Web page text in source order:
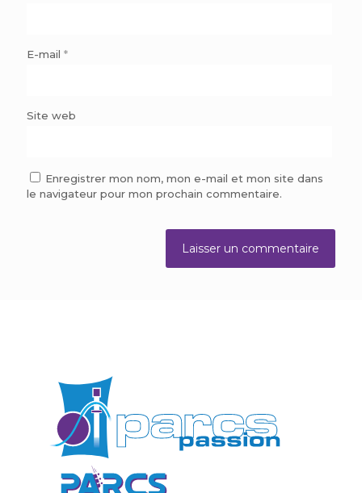
E-mail *
Site web
Enregistrer mon nom, mon e-mail et mon site dans
le navigateur pour mon prochain commentaire.